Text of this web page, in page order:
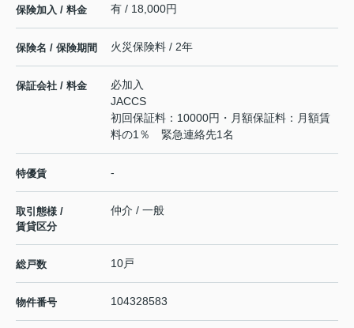
保険加入 / 料金 有 / 18,000円
保険名 / 保険期間 火災保険料 / 2年
保証会社 / 料金
必加入
JACCS
初回保証料：10000円・月額保証料：月額賃
料の1％ 緊急連絡先1名
特優賃 -
取引態様 /
賃貸区分
仲介 / 一般
総戸数 10戸
物件番号 104328583